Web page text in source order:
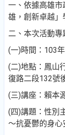
一、依據高雄
雄， 創新卓越」
二、本次活動專
(一)時間：103
(二)地點：鳳山
復路二段132號
(三)講座：賴本
(四)講題：性別
～抗憂鬱的身心